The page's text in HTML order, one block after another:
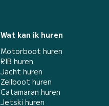
Wat kan ik huren
Motorboot huren
RIB huren
Jacht huren
Zeilboot huren
Catamaran huren
Jetski huren